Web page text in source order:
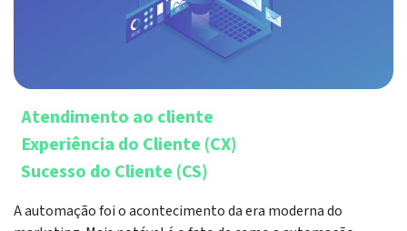
Atendimento ao cliente
Experiência do Cliente (CX)
Sucesso do Cliente (CS)
A automação foi o acontecimento da era moderna do